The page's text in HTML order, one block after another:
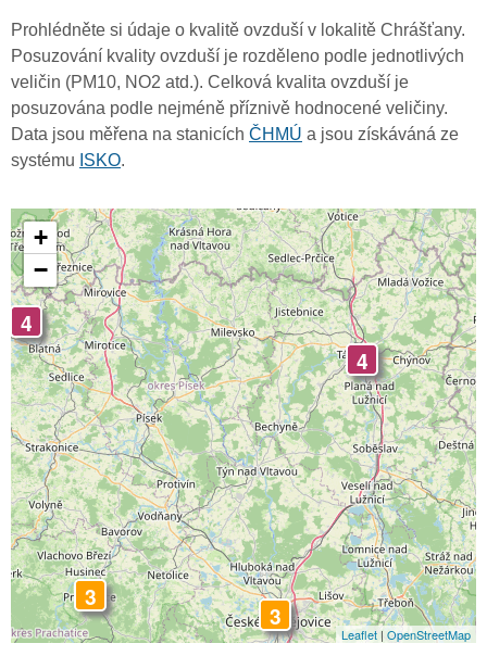
Prohlédněte si údaje o kvalitě ovzduší v lokalitě Chrášťany.
Posuzování kvality ovzduší je rozděleno podle jednotlivých
veličin (PM10, NO2 atd.). Celková kvalita ovzduší je
posuzována podle nejméně příznivě hodnocené veličiny.
Data jsou měřena na stanicích ČHMÚ a jsou získáváná ze
systému ISKO.
4
3
4
3
+
−
Leaflet| OpenStreetMap